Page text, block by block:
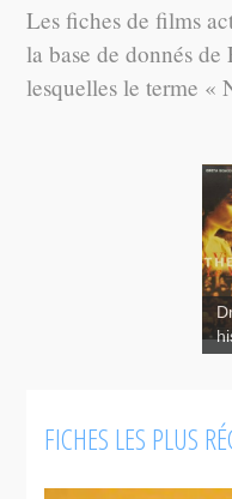
Les fiches de films
la base de donnés
lesquelles le terme «
FICHES LES PLUS